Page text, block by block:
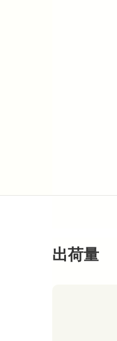
QAB
キャッチー 月
出荷量